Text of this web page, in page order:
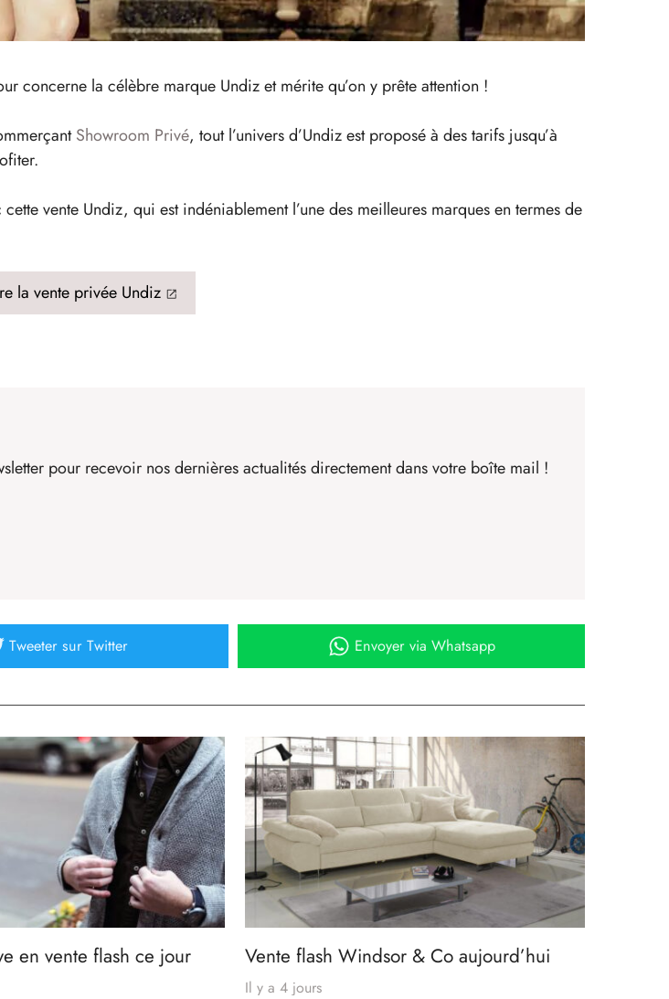
concerne la célèbre marque Undiz et mérite qu’on y prête attention !
Showroom Privé, tout l’univers d’Undiz est proposé à des tarifs jusqu’à
vente Undiz, qui est indéniablement l’une des meilleures marques en termes de
la vente privée Undiz
pour recevoir nos dernières actualités directement dans votre boîte mail !
Tweetersur Twitter Envoyervia Whatsapp
en vente flash ce jour Vente flash Windsor & Co aujourd’hui
Il y a 4 jours